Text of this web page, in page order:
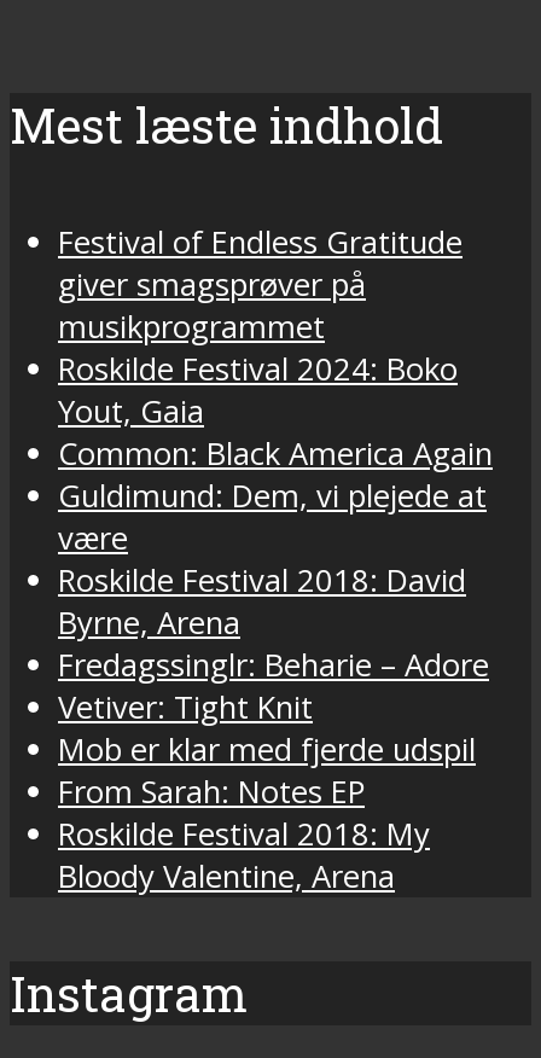
Mest læste indhold
Festival of Endless Gratitude
giver smagsprøver på
musikprogrammet
Roskilde Festival 2024: Boko
Yout, Gaia
Common: Black America Again
Guldimund: Dem, vi plejede at
være
Roskilde Festival 2018: David
Byrne, Arena
Fredagssinglr: Beharie – Adore
Vetiver: Tight Knit
Mob er klar med fjerde udspil
From Sarah: Notes EP
Roskilde Festival 2018: My
Bloody Valentine, Arena
Instagram